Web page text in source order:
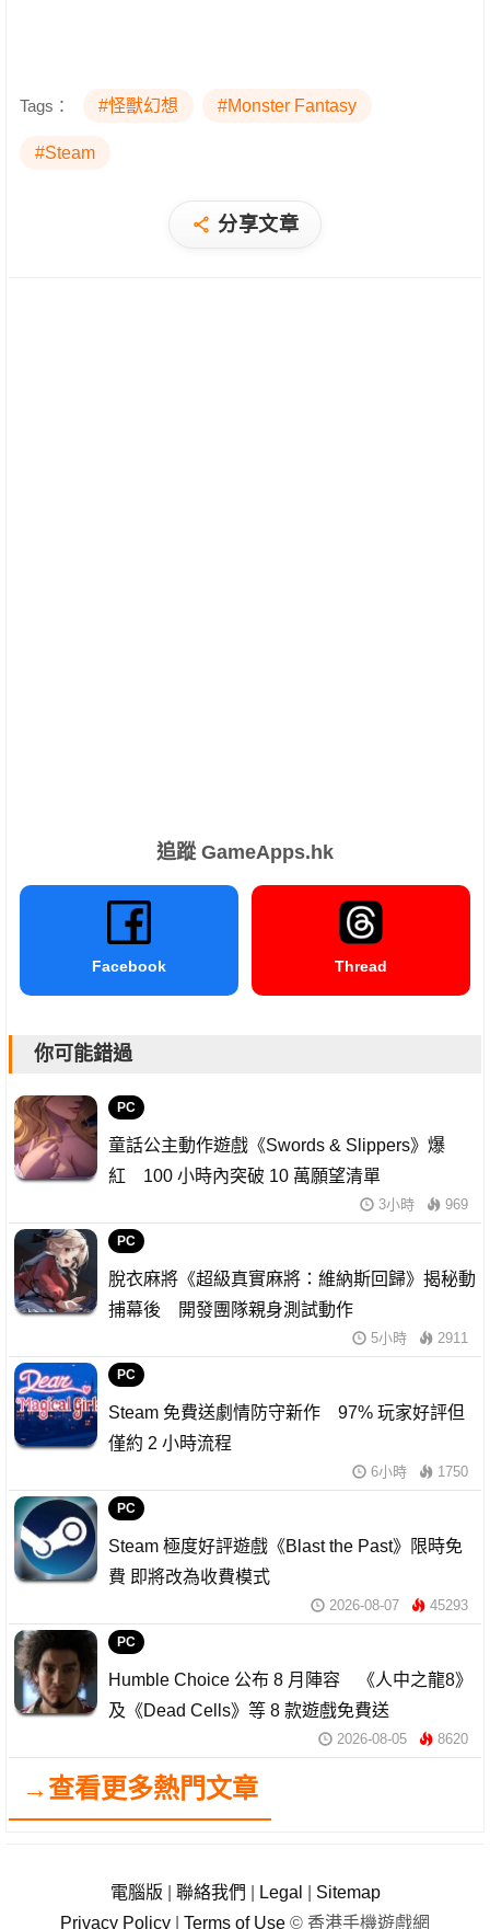
Tags： #怪獸幻想 #Monster Fantasy
#Steam
分享文章
追蹤 GameApps.hk
Facebook Thread
你可能錯過
PC
童話公主動作遊戲《Swords & Slippers》爆
紅 100 小時內突破 10 萬願望清單
3小時 969
PC
脫衣麻將《超級真實麻將：維納斯回歸》揭秘動
捕幕後 開發團隊親身測試動作
5小時 2911
PC
Steam 免費送劇情防守新作 97% 玩家好評但
僅約 2 小時流程
6小時 1750
PC
Steam 極度好評遊戲《Blast the Past》限時免
費 即將改為收費模式
2026-08-07 45293
PC
Humble Choice 公布 8 月陣容 《人中之龍8》
及《Dead Cells》等 8 款遊戲免費送
2026-08-05 8620
→查看更多熱門文章
電腦版 聯絡我們 Legal
Sitemap
Privacy Policy
Terms of Use © 香港手機遊戲網